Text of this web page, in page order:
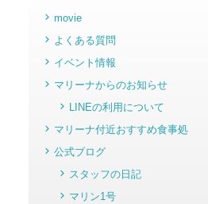
movie
よくある質問
イベント情報
マリーナからのお知らせ
LINEの利用について
マリーナ付近おすすめ食事処
公式ブログ
スタッフの日記
マリン1号